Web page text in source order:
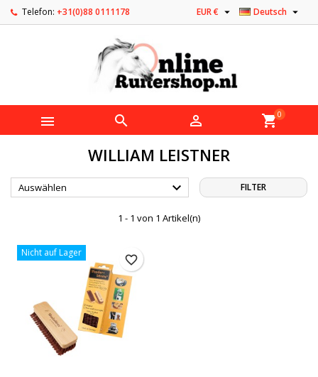
Telefon: +31(0)88 0111178 Deutsch 
EUR € 
   shopping_cart0
WILLIAM LEISTNER
Auswählen  FILTER
1 - 1 von 1 Artikel(n)
Nicht auf Lager
favorite_border